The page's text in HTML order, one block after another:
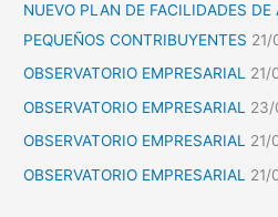
NUEVO PLAN DE FACILIDADES
PEQUEÑOS CONTRIBUYENTES 21/
OBSERVATORIO EMPRESARIAL 21/
OBSERVATORIO EMPRESARIAL
OBSERVATORIO EMPRESARIAL 21/
OBSERVATORIO EMPRESARIAL
21/